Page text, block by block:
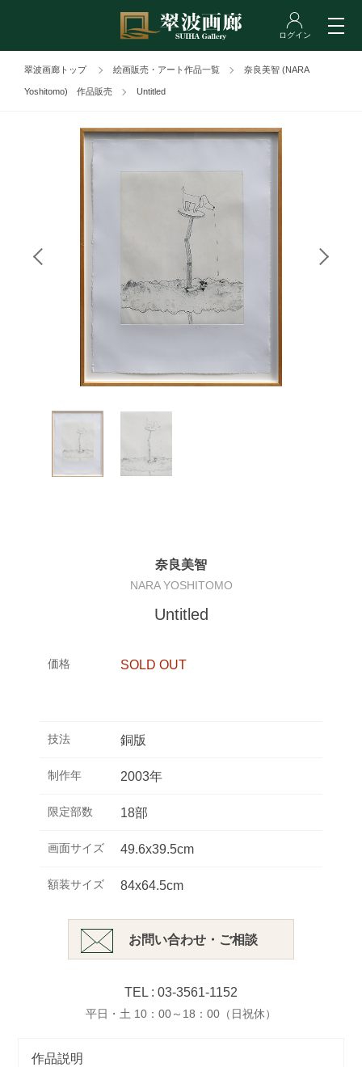
翠波画廊トップ 絵画販売・アート作品一覧 奈良美智 (NARA
Yoshitomo) 作品販売 Untitled
奈良美智
NARA YOSHITOMO
Untitled
価格 SOLD OUT
技法 銅版
制作年 2003年
限定部数 18部
画面サイズ 49.6x39.5cm
額装サイズ 84x64.5cm
お問い合わせ・ご相談
TEL : 03-3561-1152
平日・土 10：00～18：00（日祝休）
作品説明